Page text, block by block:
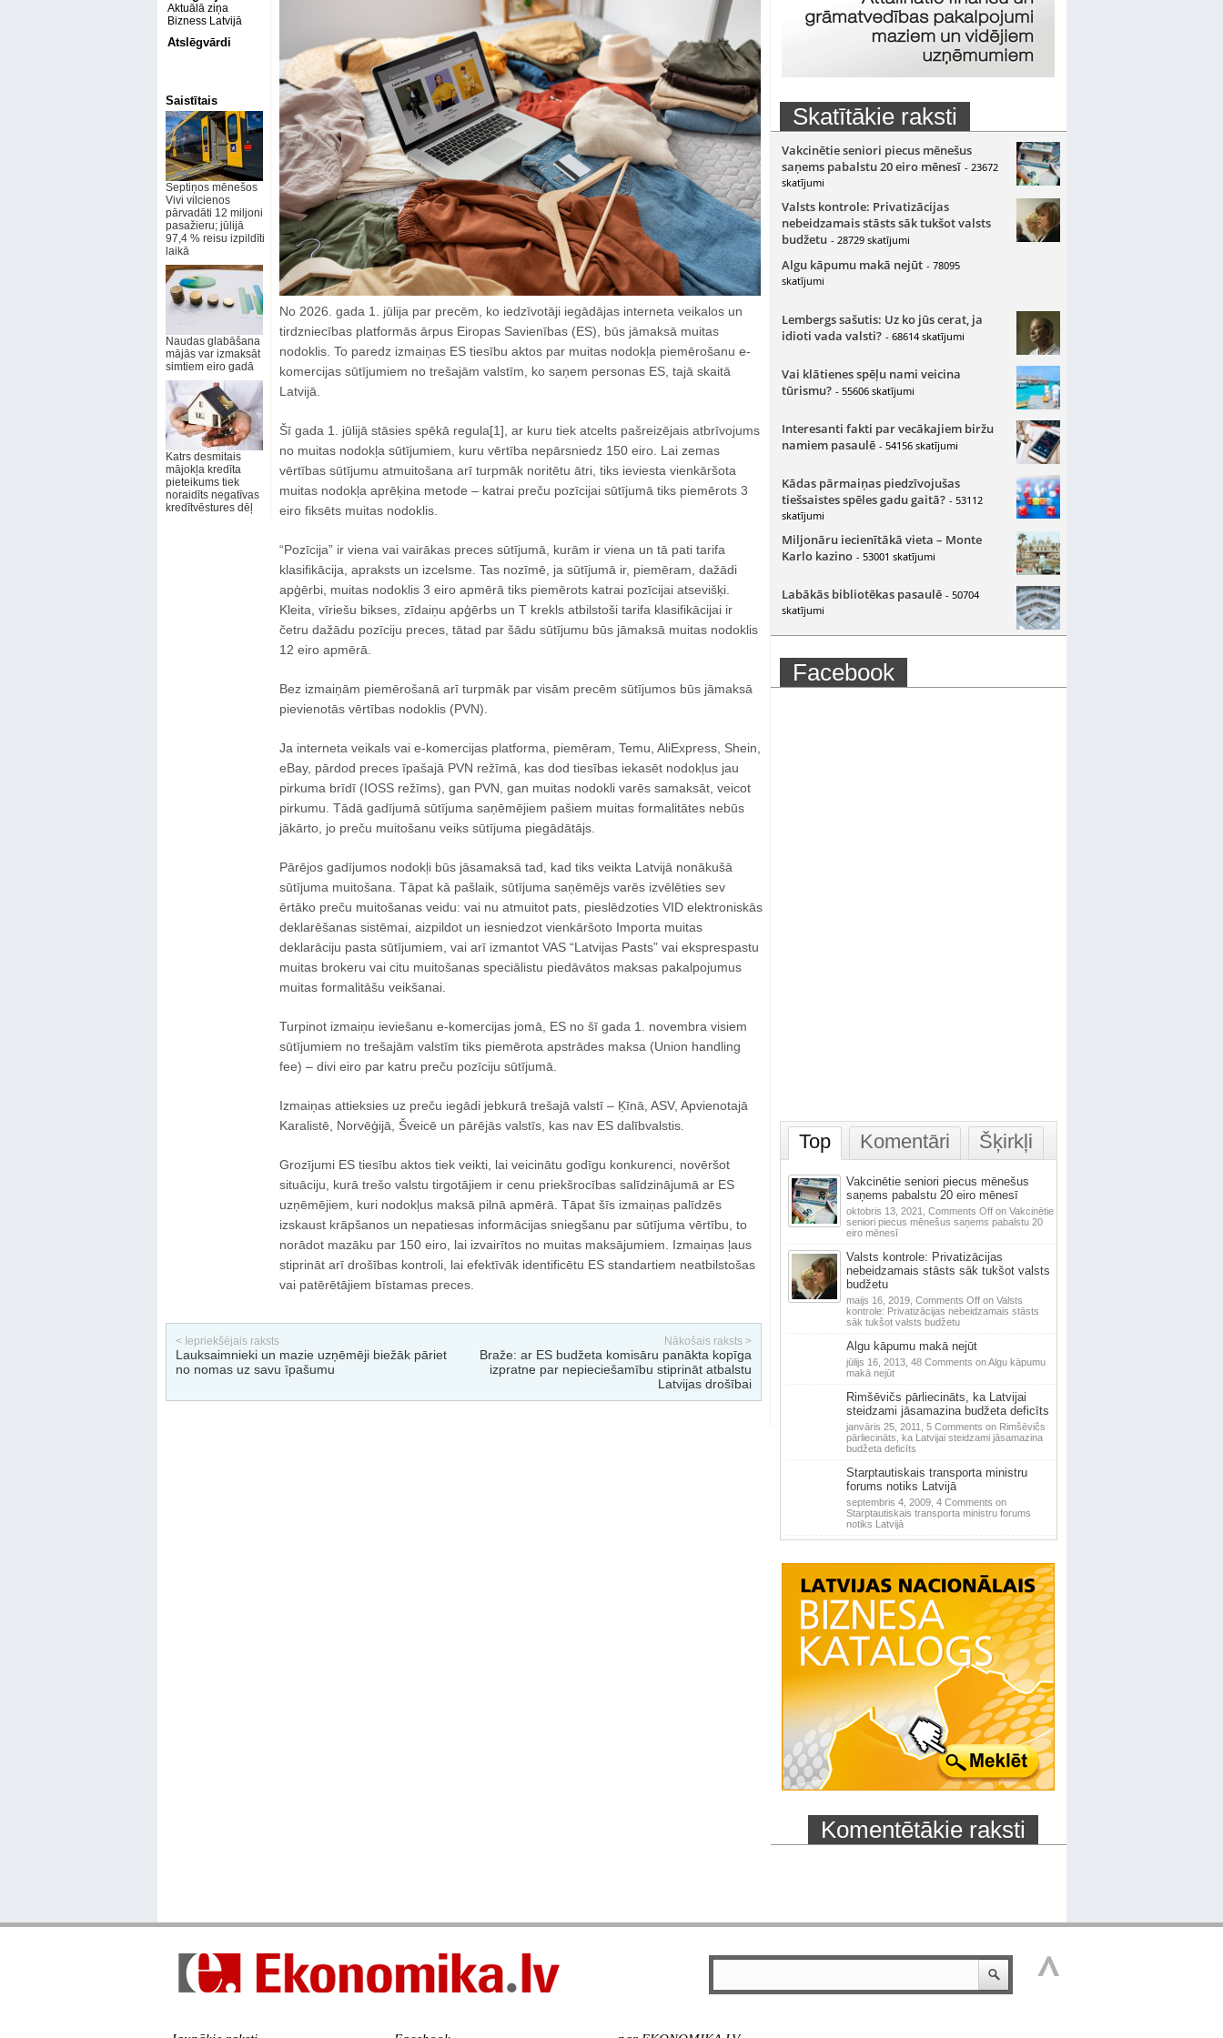
Aktuālā ziņa
Bizness Latvijā
Atslēgvārdi
Saistītais
Septiņos mēnešos
Vivi vilcienos
pārvadāti 12 miljoni
pasažieru; jūlijā
97,4 % reisu izpildīti
laikā
Naudas glabāšana
mājās var izmaksāt
simtiem eiro gadā
Katrs desmitais
mājokļa kredīta
pieteikums tiek
noraidīts negatīvas
kredītvēstures dēļ
No 2026. gada 1. jūlija par precēm, ko iedzīvotāji iegādājas interneta veikalos un
tirdzniecības platformās ārpus Eiropas Savienības (ES), būs jāmaksā muitas
nodoklis. To paredz izmaiņas ES tiesību aktos par muitas nodokļa piemērošanu e-
komercijas sūtījumiem no trešajām valstīm, ko saņem personas ES, tajā skaitā
Latvijā.
Šī gada 1. jūlijā stāsies spēkā regula[1], ar kuru tiek atcelts pašreizējais atbrīvojums
no muitas nodokļa sūtījumiem, kuru vērtība nepārsniedz 150 eiro. Lai zemas
vērtības sūtījumu atmuitošana arī turpmāk noritētu ātri, tiks ieviesta vienkāršota
muitas nodokļa aprēķina metode – katrai preču pozīcijai sūtījumā tiks piemērots 3
eiro fiksēts muitas nodoklis.
“Pozīcija” ir viena vai vairākas preces sūtījumā, kurām ir viena un tā pati tarifa
klasifikācija, apraksts un izcelsme. Tas nozīmē, ja sūtījumā ir, piemēram, dažādi
apģērbi, muitas nodoklis 3 eiro apmērā tiks piemērots katrai pozīcijai atsevišķi.
Kleita, vīriešu bikses, zīdaiņu apģērbs un T krekls atbilstoši tarifa klasifikācijai ir
četru dažādu pozīciju preces, tātad par šādu sūtījumu būs jāmaksā muitas nodoklis
12 eiro apmērā.
Bez izmaiņām piemērošanā arī turpmāk par visām precēm sūtījumos būs jāmaksā
pievienotās vērtības nodoklis (PVN).
Ja interneta veikals vai e-komercijas platforma, piemēram, Temu, AliExpress, Shein,
eBay, pārdod preces īpašajā PVN režīmā, kas dod tiesības iekasēt nodokļus jau
pirkuma brīdī (IOSS režīms), gan PVN, gan muitas nodokli varēs samaksāt, veicot
pirkumu. Tādā gadījumā sūtījuma saņēmējiem pašiem muitas formalitātes nebūs
jākārto, jo preču muitošanu veiks sūtījuma piegādātājs.
Pārējos gadījumos nodokļi būs jāsamaksā tad, kad tiks veikta Latvijā nonākušā
sūtījuma muitošana. Tāpat kā pašlaik, sūtījuma saņēmējs varēs izvēlēties sev
ērtāko preču muitošanas veidu: vai nu atmuitot pats, pieslēdzoties VID elektroniskās
deklarēšanas sistēmai, aizpildot un iesniedzot vienkāršoto Importa muitas
deklarāciju pasta sūtījumiem, vai arī izmantot VAS “Latvijas Pasts” vai eksprespastu
muitas brokeru vai citu muitošanas speciālistu piedāvātos maksas pakalpojumus
muitas formalitāšu veikšanai.
Turpinot izmaiņu ieviešanu e-komercijas jomā, ES no šī gada 1. novembra visiem
sūtījumiem no trešajām valstīm tiks piemērota apstrādes maksa (Union handling
fee) – divi eiro par katru preču pozīciju sūtījumā.
Izmaiņas attieksies uz preču iegādi jebkurā trešajā valstī – Ķīnā, ASV, Apvienotajā
Karalistē, Norvēģijā, Šveicē un pārējās valstīs, kas nav ES dalībvalstis.
Grozījumi ES tiesību aktos tiek veikti, lai veicinātu godīgu konkurenci, novēršot
situāciju, kurā trešo valstu tirgotājiem ir cenu priekšrocības salīdzinājumā ar ES
uzņēmējiem, kuri nodokļus maksā pilnā apmērā. Tāpat šīs izmaiņas palīdzēs
izskaust krāpšanos un nepatiesas informācijas sniegšanu par sūtījuma vērtību, to
norādot mazāku par 150 eiro, lai izvairītos no muitas maksājumiem. Izmaiņas ļaus
stiprināt arī drošības kontroli, lai efektīvāk identificētu ES standartiem neatbilstošas
vai patērētājiem bīstamas preces.
< Iepriekšējais raksts
Lauksaimnieki un mazie uzņēmēji biežāk pāriet
no nomas uz savu īpašumu
Nākošais raksts >
Braže: ar ES budžeta komisāru panākta kopīga
izpratne par nepieciešamību stiprināt atbalstu
Latvijas drošībai
Skatītākie raksti
Vakcinētie seniori piecus mēnešus
saņems pabalstu 20 eiro mēnesī - 23672
skatījumi
Valsts kontrole: Privatizācijas
nebeidzamais stāsts sāk tukšot valsts
budžetu - 28729 skatījumi
Algu kāpumu makā nejūt - 78095
skatījumi
Lembergs sašutis: Uz ko jūs cerat, ja
idioti vada valsti? - 68614 skatījumi
Vai klātienes spēļu nami veicina
tūrismu? - 55606 skatījumi
Interesanti fakti par vecākajiem biržu
namiem pasaulē - 54156 skatījumi
Kādas pārmaiņas piedzīvojušas
tiešsaistes spēles gadu gaitā? - 53112
skatījumi
Miljonāru iecienītākā vieta – Monte
Karlo kazino - 53001 skatījumi
Labākās bibliotēkas pasaulē - 50704
skatījumi
Facebook
Top Komentāri Šķirkļi
Vakcinētie seniori piecus mēnešus
saņems pabalstu 20 eiro mēnesī
oktobris 13, 2021, Comments Offon Vakcinētie
seniori piecus mēnešus saņems pabalstu 20
eiro mēnesī
Valsts kontrole: Privatizācijas
nebeidzamais stāsts sāk tukšot valsts
budžetu
maijs 16, 2019, Comments Offon Valsts
kontrole: Privatizācijas nebeidzamais stāsts
sāk tukšot valsts budžetu
Algu kāpumu makā nejūt
jūlijs 16, 2013, 48 Comments on Algu kāpumu
makā nejūt
Rimšēvičs pārliecināts, ka Latvijai
steidzami jāsamazina budžeta deficīts
janvāris 25, 2011, 5 Comments on Rimšēvičs
pārliecināts, ka Latvijai steidzami jāsamazina
budžeta deficīts
Starptautiskais transporta ministru
forums notiks Latvijā
septembris 4, 2009, 4 Comments on
Starptautiskais transporta ministru forums
notiks Latvijā
Komentētākie raksti